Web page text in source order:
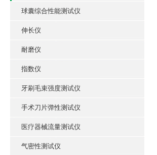
球囊综合性能测试仪
伸长仪
耐磨仪
指数仪
牙刷毛束强度测试仪
手术刀片弹性测试仪
医疗器械流量测试仪
气密性测试仪